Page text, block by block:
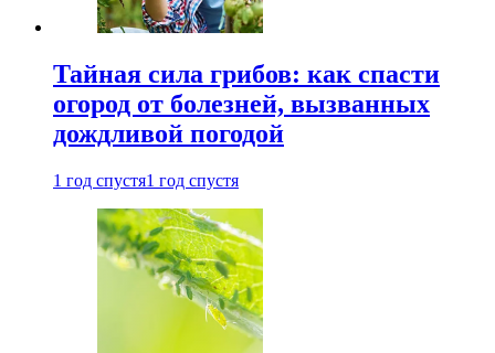
Тайная сила грибов: как спасти
огород от болезней, вызванных
дождливой погодой
1 год спустя1 год спустя